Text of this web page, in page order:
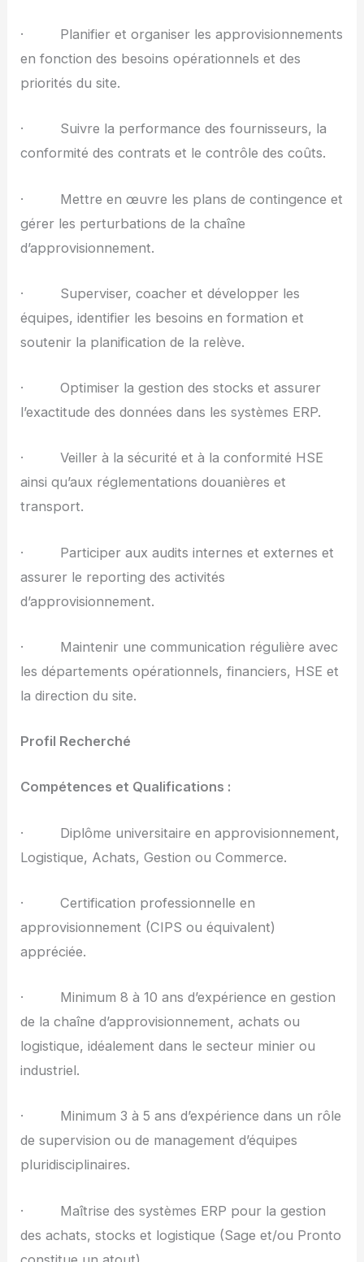
· Planifier et organiser les approvisionnements
en fonction des besoins opérationnels et des
priorités du site.
· Suivre la performance des fournisseurs, la
conformité des contrats et le contrôle des coûts.
· Mettre en œuvre les plans de contingence et
gérer les perturbations de la chaîne
d’approvisionnement.
· Superviser, coacher et développer les
équipes, identifier les besoins en formation et
soutenir la planification de la relève.
· Optimiser la gestion des stocks et assurer
l’exactitude des données dans les systèmes ERP.
· Veiller à la sécurité et à la conformité HSE
ainsi qu’aux réglementations douanières et
transport.
· Participer aux audits internes et externes et
assurer le reporting des activités
d’approvisionnement.
· Maintenir une communication régulière avec
les départements opérationnels, financiers, HSE et
la direction du site.
Profil Recherché
Compétences et Qualifications :
· Diplôme universitaire en approvisionnement,
Logistique, Achats, Gestion ou Commerce.
· Certification professionnelle en
approvisionnement (CIPS ou équivalent)
appréciée.
· Minimum 8 à 10 ans d’expérience en gestion
de la chaîne d’approvisionnement, achats ou
logistique, idéalement dans le secteur minier ou
industriel.
· Minimum 3 à 5 ans d’expérience dans un rôle
de supervision ou de management d’équipes
pluridisciplinaires.
· Maîtrise des systèmes ERP pour la gestion
des achats, stocks et logistique (Sage et/ou Pronto